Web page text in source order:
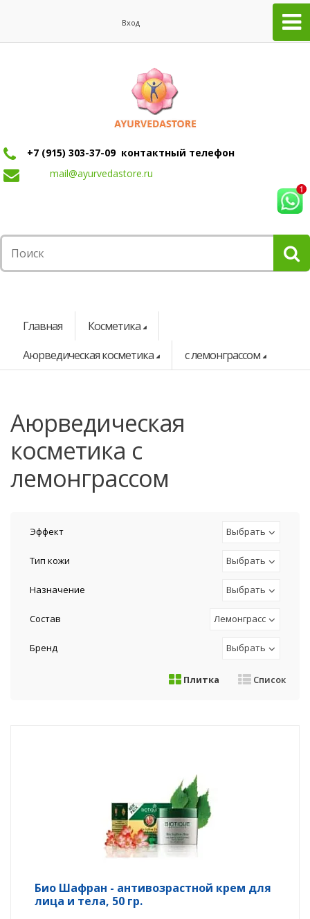
Вход
+7 (915) 303-37-09 контактный телефон
mail@ayurvedastore.ru
Главная
Косметика
Аюрведическая косметика
с лемонграссом
аюрведическая
косметика с
лемонграссом
Эффект Выбрать
Тип кожи Выбрать
Назначение Выбрать
Состав Лемонграсс
Бренд Выбрать
Плитка Список
Био Шафран - антивозрастной крем для
лица и тела, 50 гр.